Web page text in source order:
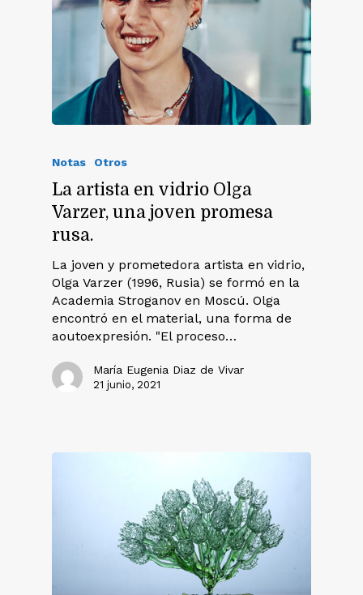
Notas Otros
La artista en vidrio Olga
Varzer, una joven promesa
rusa.
La joven y prometedora artista en vidrio,
Olga Varzer (1996, Rusia) se formó en la
Academia Stroganov en Moscú. Olga
encontró en el material, una forma de
aoutoexpresión. "El proceso…
María Eugenia Diaz de Vivar
21 junio, 2021